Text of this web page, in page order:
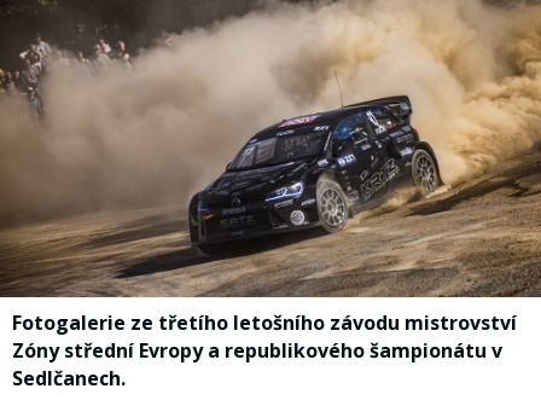
Fotogalerie ze třetího letošního závodu mistrovství
Zóny střední Evropy a republikového šampionátu v
Sedlčanech.